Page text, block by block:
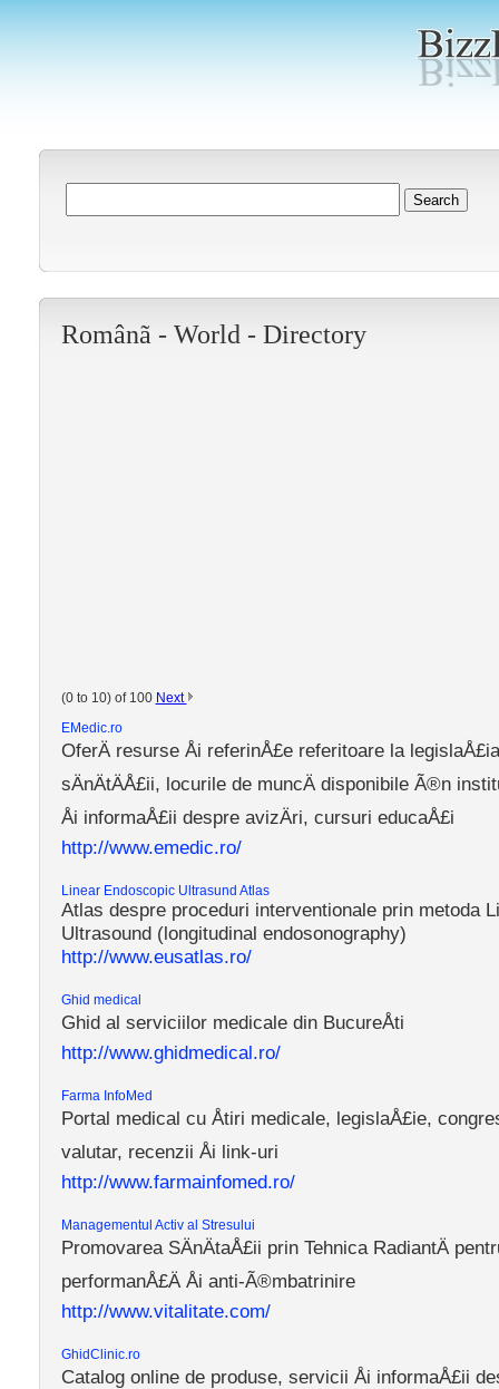
Românã - World - Directory
(0 to 10) of 100 Next
EMedic.ro
OferÄ resurse Åi referinÅ£e referitoare la
sÄnÄtÄÅ£ii, locurile de muncÄ disponibile Ã®n
Åi informaÅ£ii despre avizÄri, cursuri educaÅ£i
http://www.emedic.ro/
Linear Endoscopic Ultrasund Atlas
Atlas despre proceduri interventionale prin metoda
Ultrasound (longitudinal endosonography)
http://www.eusatlas.ro/
Ghid medical
Ghid al serviciilor medicale din BucureÅti
http://www.ghidmedical.ro/
Farma InfoMed
Portal medical cu Åtiri medicale, legislaÅ£ie,
valutar, recenzii Åi link-uri
http://www.farmainfomed.ro/
Managementul Activ al Stresului
Promovarea SÄnÄtaÅ£ii prin Tehnica RadiantÄ
performanÅ£Ä Åi anti-Ã®mbatrinire
http://www.vitalitate.com/
GhidClinic.ro
Catalog online de produse, servicii Åi informaÅ£ii